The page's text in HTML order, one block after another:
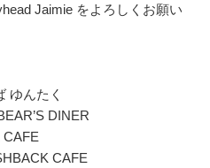
Jaimie をよろしくお願い
ゆんたく
DINER
CAFE
CAFE